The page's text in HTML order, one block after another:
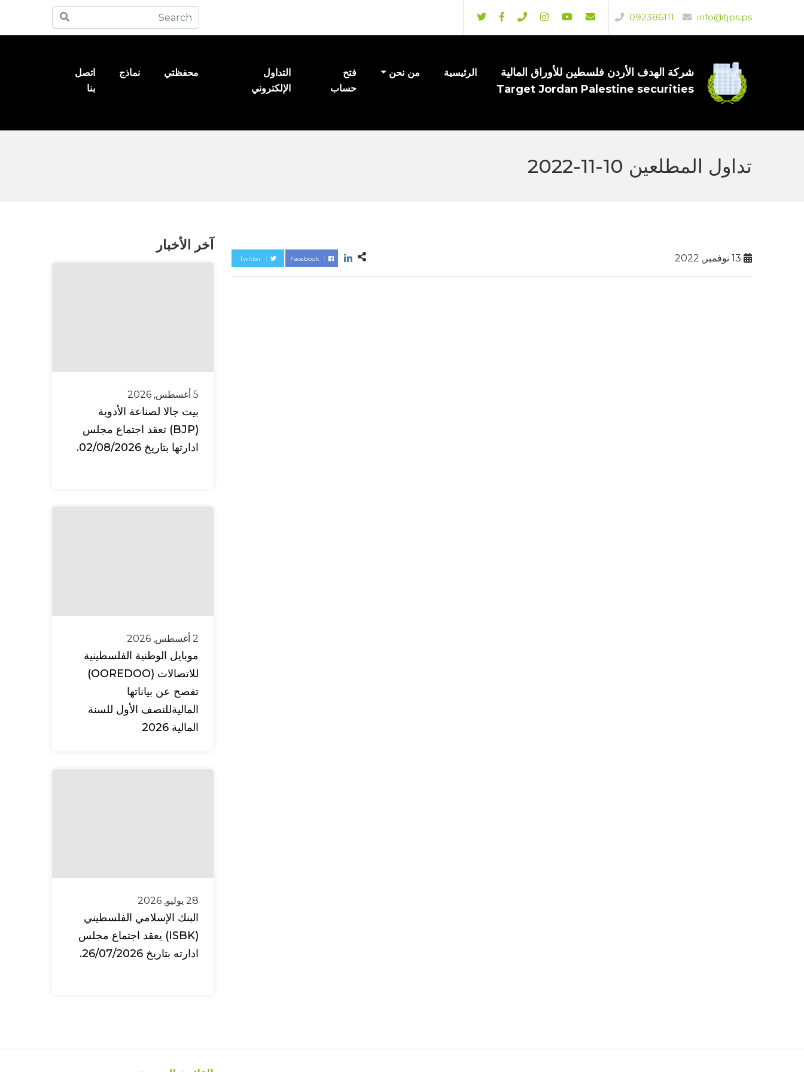
info@tjps.ps
092386111
شركة الهدف الأردن فلسطين للأوراق المالية
Target Jordan Palestine securities
الرئيسية من نحن
فتح
حساب
التداول
الإلكتروني
محفظتي نماذج
اتصل
بنا
تداول المطلعين 10-11-2022
Twitter Facebook
آخر الأخبار
5 أغسطس, 2026
بيت جالا لصناعة الأدوية
(BJP) تعقد اجتماع مجلس
ادارتها بتاريخ 02/08/2026.
2 أغسطس, 2026
موبايل الوطنية الفلسطينية
للاتصالات (OOREDOO)
تفصح عن بياناتها
الماليةللنصف الأول للسنة
المالية 2026
28 يوليو, 2026
البنك الإسلامي الفلسطيني
(ISBK) يعقد اجتماع مجلس
ادارته بتاريخ 26/07/2026.